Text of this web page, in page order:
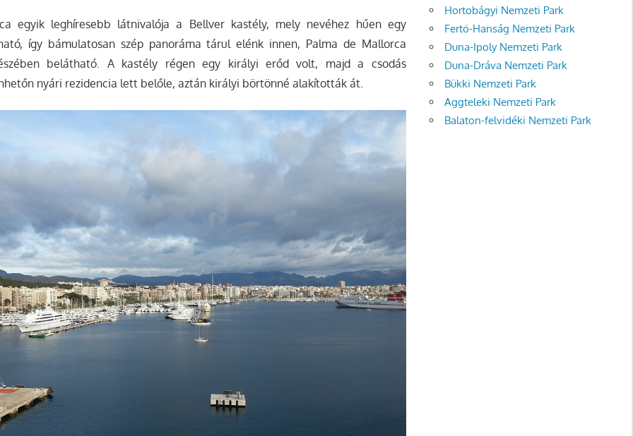
egyik leghíresebb látnivalója a Bellver kastély, mely nevéhez hűen egy
így bámulatosan szép panoráma tárul elénk innen, Palma de Mallorca
belátható. A kastély régen egy királyi erőd volt, majd a csodás
nyári rezidencia lett belőle, aztán királyi börtönné alakították át.
Hortobágyi Nemzeti Park
Fertő-Hanság Nemzeti Park
Duna-Ipoly Nemzeti Park
Duna-Dráva Nemzeti Park
Bükki Nemzeti Park
Aggteleki Nemzeti Park
Balaton-felvidéki Nemzeti Park